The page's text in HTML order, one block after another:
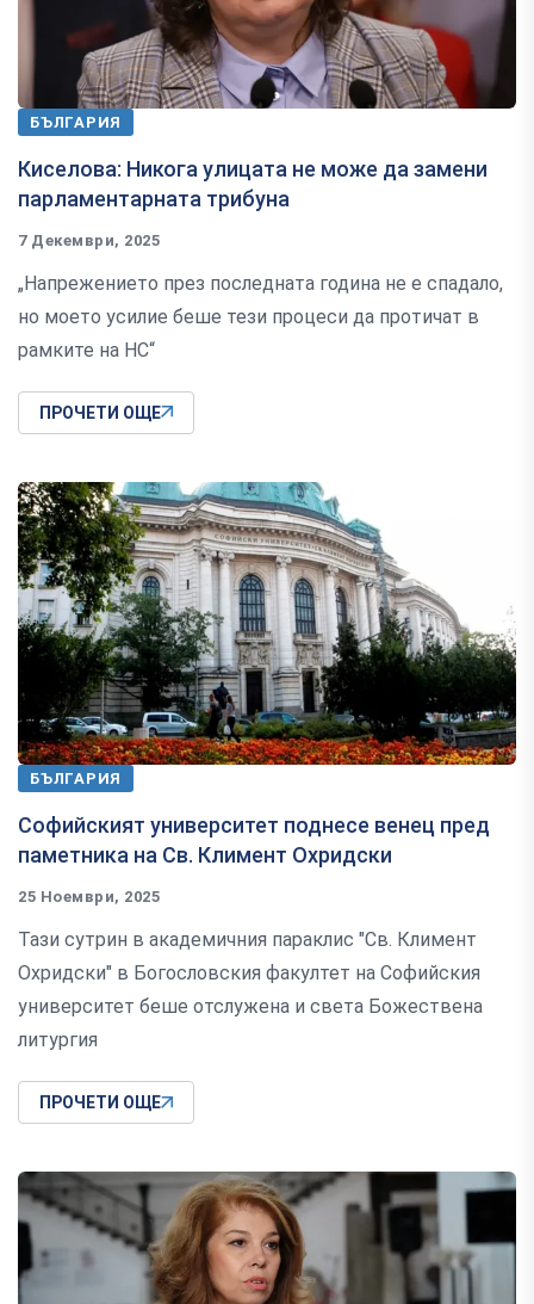
БЪЛГАРИЯ
Киселова: Никога улицата не може да замени
парламентарната трибуна
7 Декември, 2025
„Напрежението през последната година не е спадало,
но моето усилие беше тези процеси да протичат в
рамките на НС“
ПРОЧЕТИ ОЩЕ
БЪЛГАРИЯ
Софийският университет поднесе венец пред
паметника на Св. Климент Охридски
25 Ноември, 2025
Тази сутрин в академичния параклис "Св. Климент
Охридски" в Богословския факултет на Софийския
университет беше отслужена и света Божествена
литургия
ПРОЧЕТИ ОЩЕ